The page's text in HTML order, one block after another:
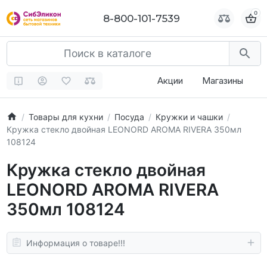
8-800-101-7539 0
Акции Магазины
Товары для кухни Посуда
Кружки и чашки
Кружка стекло двойная LEONORD AROMA RIVERA 350мл
108124
Кружка стекло двойная
LEONORD AROMA RIVERA
350мл 108124
Информация о товаре!!!
8-800-101-7539 0